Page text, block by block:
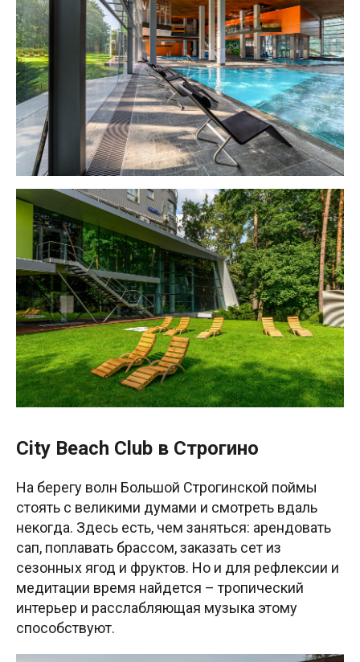
City Beach Club в Строгино
На берегу волн Большой Строгинской поймы
стоять с великими думами и смотреть вдаль
некогда. Здесь есть, чем заняться: арендовать
сап, поплавать брассом, заказать сет из
сезонных ягод и фруктов. Но и для рефлексии и
медитации время найдется – тропический
интерьер и расслабляющая музыка этому
способствуют.